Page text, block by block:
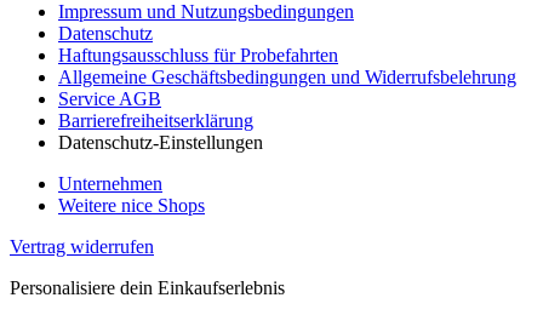
Impressum und Nutzungsbedingungen
Datenschutz
Haftungsausschluss für Probefahrten
Allgemeine Geschäftsbedingungen und Widerrufsbelehrung
Service AGB
Barrierefreiheitserklärung
Datenschutz-Einstellungen
Unternehmen
Weitere nice Shops
Vertrag widerrufen
Personalisiere dein Einkaufserlebnis